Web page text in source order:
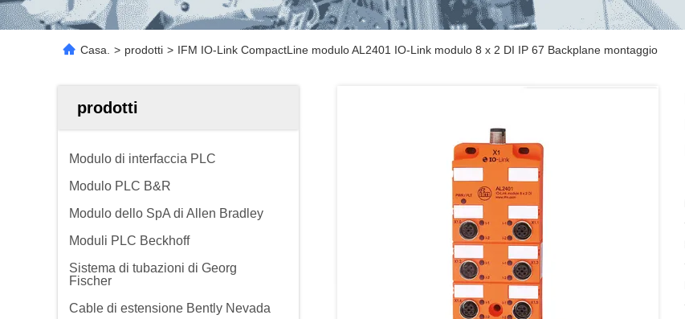
Casa. > prodotti > IFM IO-Link CompactLine modulo AL2401 IO-Link modulo 8 x 2 DI IP 67 Backplane montaggio
prodotti
Modulo di interfaccia PLC
Modulo PLC B&R
Modulo dello SpA di Allen Bradley
Moduli PLC Beckhoff
Sistema di tubazioni di Georg
Fischer
Cable di estensione Bently Nevada